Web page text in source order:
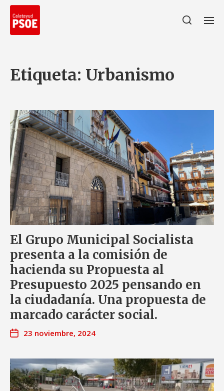
Etiqueta: Urbanismo
El Grupo Municipal Socialista
presenta a la comisión de
hacienda su Propuesta al
Presupuesto 2025 pensando en
la ciudadanía. Una propuesta de
marcado carácter social.
23 noviembre, 2024